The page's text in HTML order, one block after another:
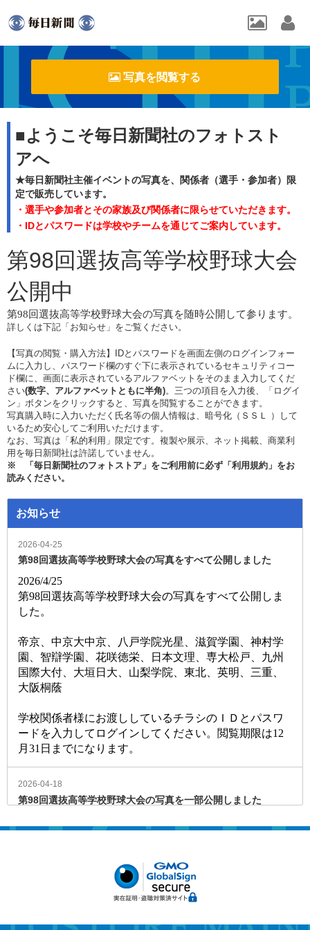
写真を閲覧する
■ようこそ毎日新聞社のフォトスト
アへ
★毎日新聞社主催イベントの写真を、関係者（選手・参加者）限
定で販売しています。
・選手や参加者とその家族及び関係者に限らせていただきます。
・IDとパスワードは学校やチームを通じてご案内しています。
第98回選抜高等学校野球大会
公開中
第98回選抜高等学校野球大会の写真を随時公開して参ります。
詳しくは下記「お知らせ」をご覧ください。
【写真の閲覧・購入方法】IDとパスワードを画面左側のログインフォー
ムに入力し、パスワード欄のすぐ下に表示されているセキュリティコー
ド欄に、画面に表示されているアルファベットをそのまま入力してくだ
さい(数字、アルファベットともに半角)。三つの項目を入力後、「ログイ
ン」ボタンをクリックすると、写真を閲覧することができます。
写真購入時に入力いただく氏名等の個人情報は、暗号化（ＳＳＬ ）して
いるため安心してご利用いただけます。
なお、写真は「私的利用」限定です。複製や展示、ネット掲載、商業利
用を毎日新聞社は許諾していません。
※ 「毎日新聞社のフォトストア」をご利用前に必ず「利用規約」をお
読みください。
お知らせ
2026-04-25
第98回選抜高等学校野球大会の写真をすべて公開しました
2026/4/25
第98回選抜高等学校野球大会の写真をすべて公開しま
した。
帝京、中京大中京、八戸学院光星、滋賀学園、神村学
園、智辯学園、花咲徳栄、日本文理、専大松戸、九州
国際大付、大垣日大、山梨学院、東北、英明、三重、
大阪桐蔭
学校関係者様にお渡ししているチラシのＩＤとパスワ
ードを入力してログインしてください。閲覧期限は12
月31日までになります。
2026-04-18
第98回選抜高等学校野球大会の写真を一部公開しました
現在、サイトに公開しているのは、以下の16校です。
沖縄尚学、阿南光、崇徳、長崎西、横浜、花巻東、東